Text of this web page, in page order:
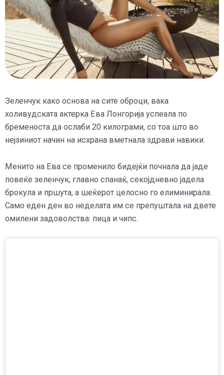
Зеленчук како основа на сите оброци, вака
холивудската актерка Ева Лонгорија успеала по
бременоста да ослаби 20 килограми, со тоа што во
нејзиниот начин на исхрана вметнала здрави навики.
Менито на Ева се променило бидејќи почнала да јаде
повеќе зеленчук, главно спанаќ, секојдневно јадела
брокула и пршута, а шеќерот целосно го елиминирала.
Само еден ден во неделата им се препуштала на двете
омилени задоволства: пица и чипс.